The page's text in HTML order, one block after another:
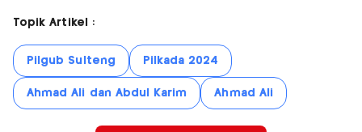
Topik Artikel :
Pilgub Sulteng Pilkada 2024
Ahmad Ali dan Abdul Karim Ahmad Ali